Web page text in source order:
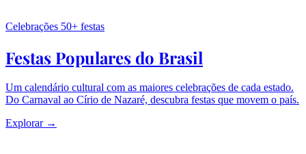
Celebrações 50+ festas
Festas Populares do Brasil
Um calendário cultural com as maiores celebrações de cada estado.
Do Carnaval ao Círio de Nazaré, descubra festas que movem o país.
Explorar →